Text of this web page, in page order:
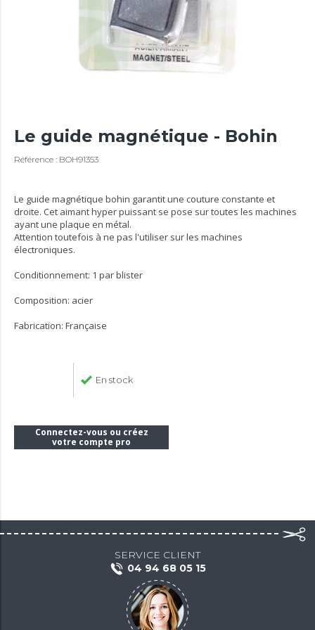
Le guide magnétique - Bohin
Référence : BOH91353
Le guide magnétique bohin garantit une couture constante et
droite. Cet aimant hyper puissant se pose sur toutes les machines
ayant une plaque en métal.
Attention toutefois à ne pas l'utiliser sur les machines
électroniques.
Conditionnement: 1 par blister
Composition: acier
Fabrication: Française
En stock
Connectez-vous ou créez
votre compte pro
SERVICE CLIENT
04 94 68 05 15